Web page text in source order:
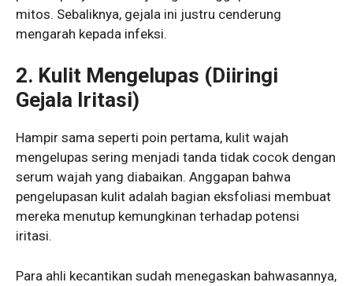
mitos. Sebaliknya, gejala ini justru cenderung
mengarah kepada infeksi.
2. Kulit Mengelupas (Diiringi
Gejala Iritasi)
Hampir sama seperti poin pertama, kulit wajah
mengelupas sering menjadi tanda tidak cocok dengan
serum wajah yang diabaikan. Anggapan bahwa
pengelupasan kulit adalah bagian eksfoliasi membuat
mereka menutup kemungkinan terhadap potensi
iritasi.
Para ahli kecantikan sudah menegaskan bahwasannya,